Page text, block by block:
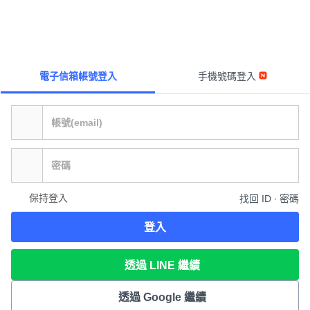
電子信箱帳號登入 手機號碼登入
保持登入 找回 ID ∙ 密碼
登入
透過 LINE 繼續
透過 Google 繼續